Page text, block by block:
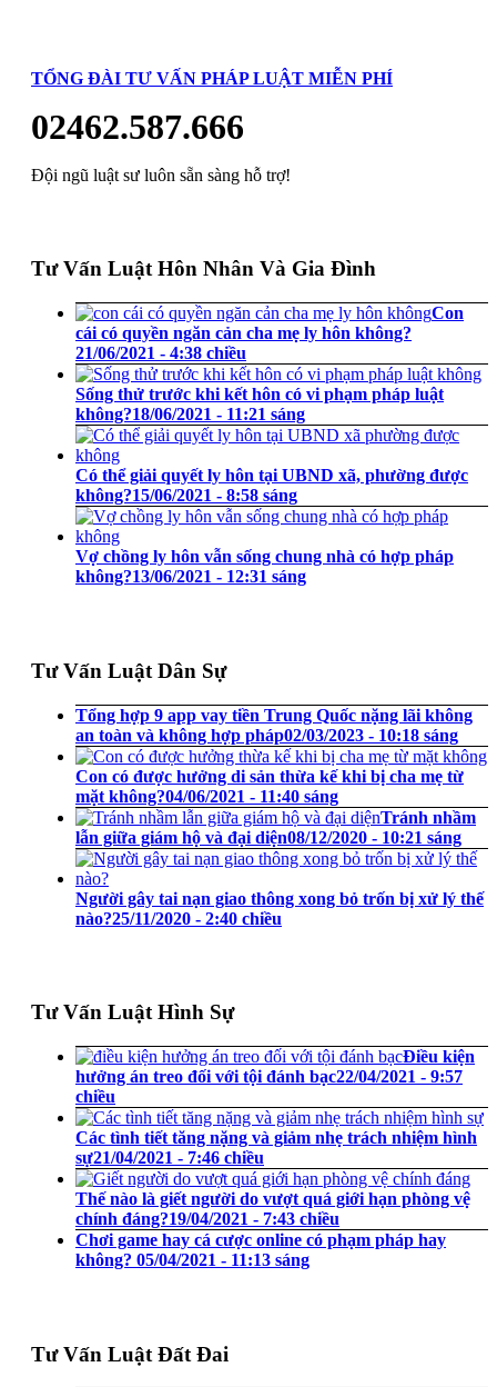
TỔNG ĐÀI TƯ VẤN PHÁP LUẬT MIỄN PHÍ
02462.587.666
Đội ngũ luật sư luôn sẵn sàng hỗ trợ!
Tư Vấn Luật Hôn Nhân Và Gia Đình
Con
cái có quyền ngăn cản cha mẹ ly hôn không?
21/06/2021 - 4:38 chiều
Sống thử trước khi kết hôn có vi phạm pháp luật
không?18/06/2021 - 11:21 sáng
Có thể giải quyết ly hôn tại UBND xã, phường được
không?15/06/2021 - 8:58 sáng
Vợ chồng ly hôn vẫn sống chung nhà có hợp pháp
không?13/06/2021 - 12:31 sáng
Tư Vấn Luật Dân Sự
Tổng hợp 9 app vay tiền Trung Quốc nặng lãi không
an toàn và không hợp pháp02/03/2023 - 10:18 sáng
Con có được hưởng di sản thừa kế khi bị cha mẹ từ
mặt không?04/06/2021 - 11:40 sáng
Tránh nhầm
lẫn giữa giám hộ và đại diện08/12/2020 - 10:21 sáng
Người gây tai nạn giao thông xong bỏ trốn bị xử lý thế
nào?25/11/2020 - 2:40 chiều
Tư Vấn Luật Hình Sự
Điều kiện
hưởng án treo đối với tội đánh bạc22/04/2021 - 9:57
chiều
Các tình tiết tăng nặng và giảm nhẹ trách nhiệm hình
sự21/04/2021 - 7:46 chiều
Thế nào là giết người do vượt quá giới hạn phòng vệ
chính đáng?19/04/2021 - 7:43 chiều
Chơi game hay cá cược online có phạm pháp hay
không? 05/04/2021 - 11:13 sáng
Tư Vấn Luật Đất Đai